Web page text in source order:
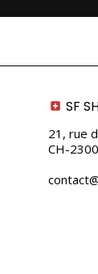
SF
21, rue
CH-